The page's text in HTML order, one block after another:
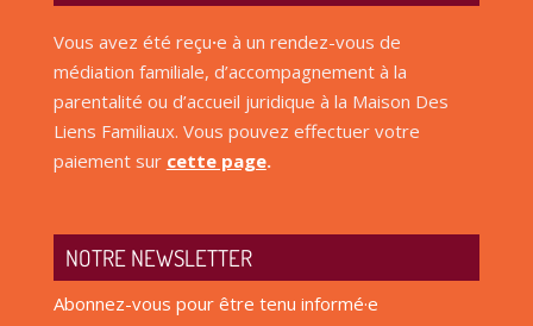
Vous avez été reçu·e à un rendez-vous de
médiation familiale, d’accompagnement à la
parentalité ou d’accueil juridique à la Maison Des
Liens Familiaux. Vous pouvez effectuer votre
paiement sur cette page.
NOTRE NEWSLETTER
Abonnez-vous pour être tenu informé·e